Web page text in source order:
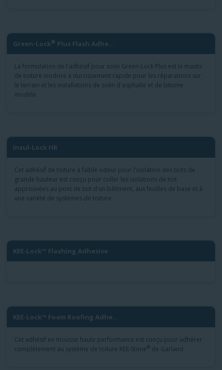
Green-Lock® Plus Flash Adhe...
La formulation de l'adhésif pour solin Green-Lock Plus est le mastic
de toiture inodore à durcissement rapide pour les réparations sur
le terrain et les installations de solin d'asphalte et de bitume
modifié.
Insul-Lock HR
Cet adhésif de toiture à faible odeur pour l'isolation des toits de
grande hauteur est conçu pour coller les isolations de toit
approuvées au pont de toit d'un bâtiment, aux feuilles de base et à
une variété de systèmes de toiture.
KEE-Lock™ Flashing Adhesive
KEE-Lock™ Foam Roofing Adhe...
Cet adhésif en mousse haute performance est conçu pour adhérer
complètement au système de toiture KEE-Stone ® de Garland.